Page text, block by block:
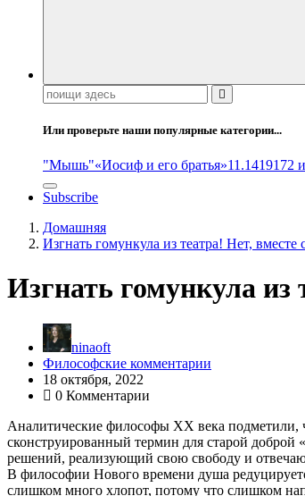
Поиск:
Или проверьте наши популярные категории...
"Мышь"«Иосиф и его братья»11.1419172
Subscribe
Домашняя
Изгнать гомункула из театра! Нет, вместе
Изгнать гомункула из
ninaoft
Философские комментарии
18 октября, 2022
0 Комментарии
Аналитические философы ХХ века подметили,
сконструированный термин для старой
решений, реализующий свою свободу и
В философии Нового времени душа
слишком много хлопот, потому что слишком